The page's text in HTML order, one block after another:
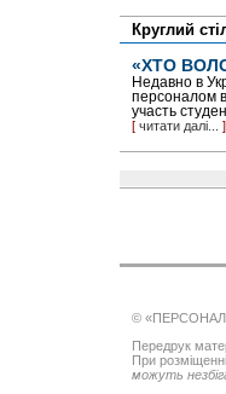
Круглий
«ХТО
Недавно в
персоналом
участь
[ читати далі... ]
© «ПЕРСОНАЛ
Передрук
При
можуть